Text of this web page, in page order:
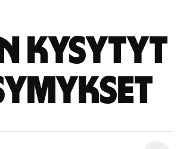
kysytyt